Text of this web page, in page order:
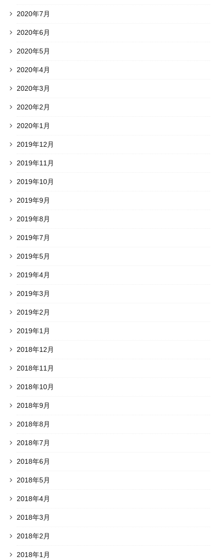
2020年7月
2020年6月
2020年5月
2020年4月
2020年3月
2020年2月
2020年1月
2019年12月
2019年11月
2019年10月
2019年9月
2019年8月
2019年7月
2019年5月
2019年4月
2019年3月
2019年2月
2019年1月
2018年12月
2018年11月
2018年10月
2018年9月
2018年8月
2018年7月
2018年6月
2018年5月
2018年4月
2018年3月
2018年2月
2018年1月